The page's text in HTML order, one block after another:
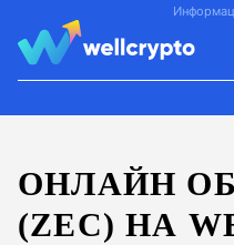
ОНЛАЙН
(ZEC) НА